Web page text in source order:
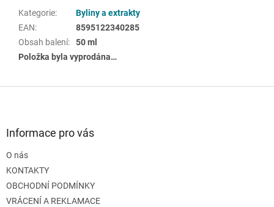
Kategorie:
Byliny a extrakty
EAN:
8595122340285
Obsah balení:
50 ml
Položka byla vyprodána…
Informace pro vás
O nás
KONTAKTY
OBCHODNÍ PODMÍNKY
VRÁCENÍ A REKLAMACE